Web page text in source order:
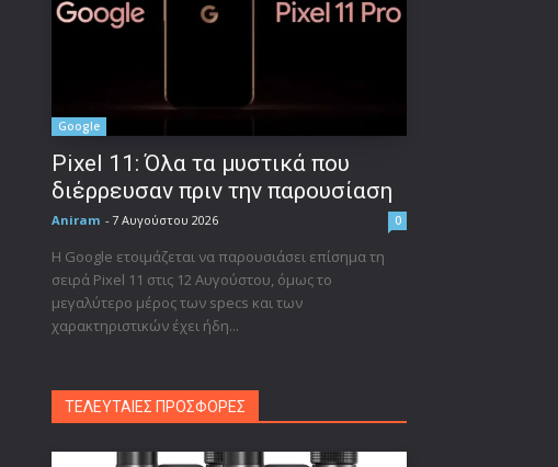
Google
Pixel 11: Όλα τα μυστικά που
διέρρευσαν πριν την παρουσίαση
Aniram - 7 Αυγούστου 2026 0
Η Google ετοιμάζεται να παρουσιάσει επίσημα τη
σειρά Pixel 11 στις 12 Αυγούστου, όμως το
μεγαλύτερο μέρος των specs και των
χαρακτηριστικών έχει ήδη...
ΤΕΛΕΥΤΑΙΕΣ ΠΡΟΣΦΟΡΕΣ